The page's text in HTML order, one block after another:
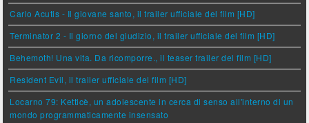
Carlo Acutis - Il giovane santo, il trailer ufficiale del film [HD]
Terminator 2 - Il giorno del giudizio, il trailer ufficiale del film [HD]
Behemoth! Una vita. Da ricomporre., il teaser trailer del film [HD]
Resident Evil, il trailer ufficiale del film [HD]
Locarno 79: Ketticè, un adolescente in cerca di senso all'interno di un
mondo programmaticamente insensato